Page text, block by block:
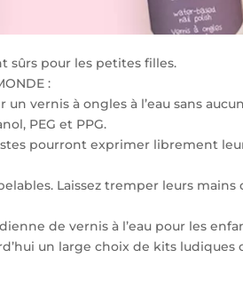
sûrs pour les petites filles.
:
un vernis à ongles à l’eau sans
PEG et PPG.
pourront exprimer librement
Laissez tremper leurs
de vernis à l’eau pour les
un large choix de kits ludiques